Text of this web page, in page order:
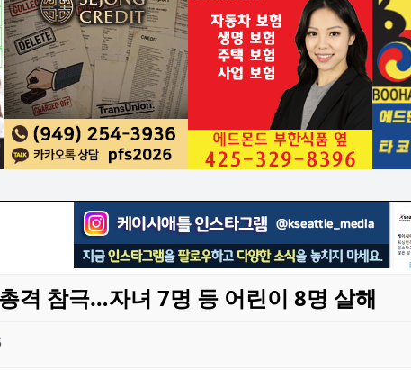
격 참극…자녀 7명 등 어린이 8명 살해